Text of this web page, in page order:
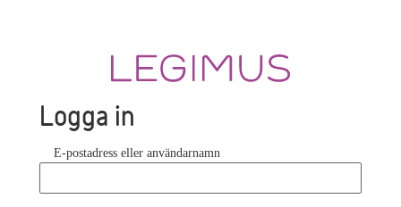
Logga in
E-postadress eller användarnamn